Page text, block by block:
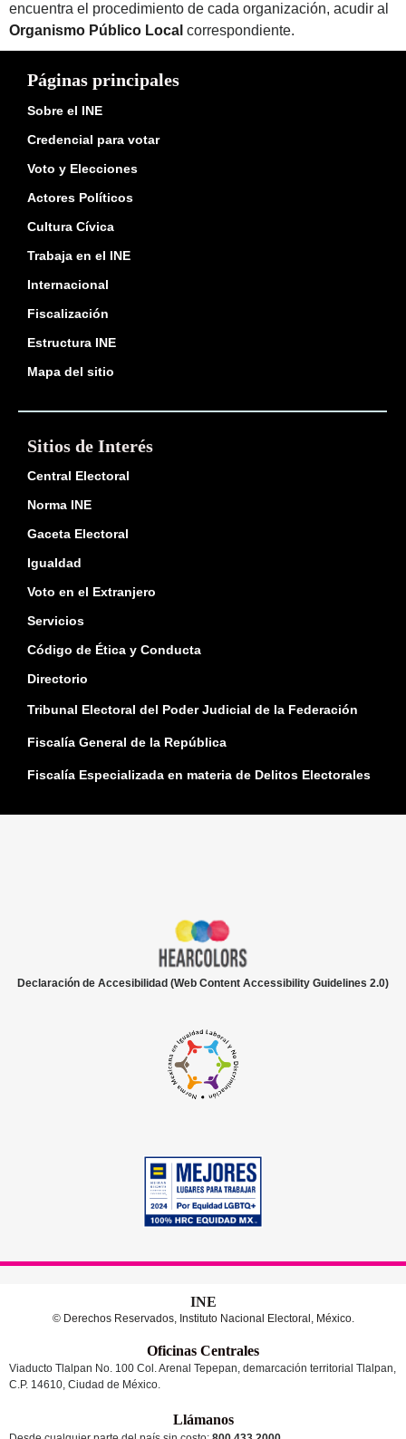
encuentra el procedimiento de cada organización, acudir al
Organismo Público Local correspondiente.
Páginas principales
Sobre el INE
Credencial para votar
Voto y Elecciones
Actores Políticos
Cultura Cívica
Trabaja en el INE
Internacional
Fiscalización
Estructura INE
Mapa del sitio
Sitios de Interés
Central Electoral
Norma INE
Gaceta Electoral
Igualdad
Voto en el Extranjero
Servicios
Código de Ética y Conducta
Directorio
Tribunal Electoral del Poder Judicial de la Federación
Fiscalía General de la República
Fiscalía Especializada en materia de Delitos Electorales
Declaración de Accesibilidad (Web Content Accessibility Guidelines 2.0)
INE
© Derechos Reservados, Instituto Nacional Electoral, México.
Oficinas Centrales
Viaducto Tlalpan No. 100 Col. Arenal Tepepan, demarcación territorial Tlalpan,
C.P. 14610, Ciudad de México.
Llámanos